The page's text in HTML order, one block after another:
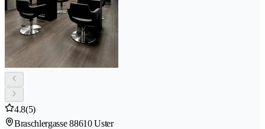
4.8(5)
Braschlergasse 88610 Uster